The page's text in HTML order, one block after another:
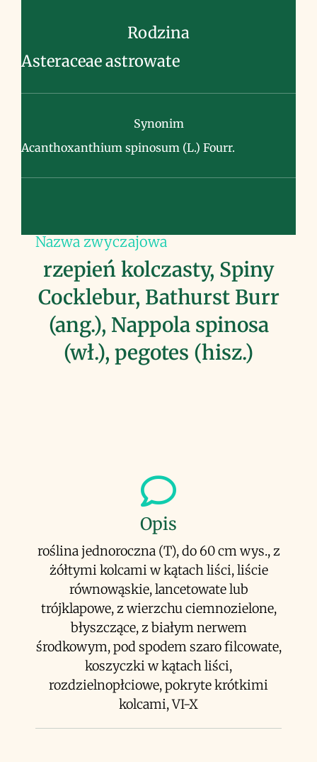
Rodzina
Asteraceae astrowate
Synonim
Acanthoxanthium spinosum (L.) Fourr.
Nazwa zwyczajowa
rzepień kolczasty, Spiny
Cocklebur, Bathurst Burr
(ang.), Nappola spinosa
(wł.), pegotes (hisz.)
Opis
roślina jednoroczna (T), do 60 cm wys., z
żółtymi kolcami w kątach liści, liście
równowąskie, lancetowate lub
trójklapowe, z wierzchu ciemnozielone,
błyszczące, z białym nerwem
środkowym, pod spodem szaro filcowate,
koszyczki w kątach liści,
rozdzielnopłciowe, pokryte krótkimi
kolcami, VI-X